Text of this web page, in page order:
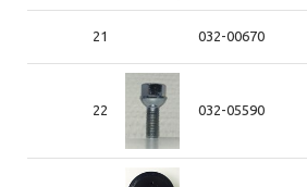
21 032-00670
22 032-05590